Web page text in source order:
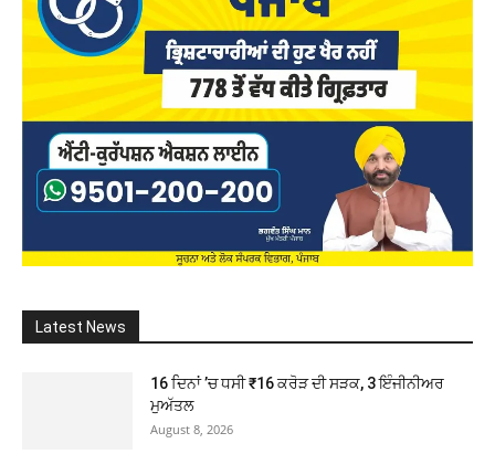
Latest News
16 ਦਿਨਾਂ ’ਚ ਧਸੀ ₹16 ਕਰੋੜ ਦੀ ਸੜਕ, 3 ਇੰਜੀਨੀਅਰ
ਮੁਅੱਤਲ
August 8, 2026